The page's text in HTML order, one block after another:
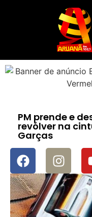
PM prende e
revólver na
Garças